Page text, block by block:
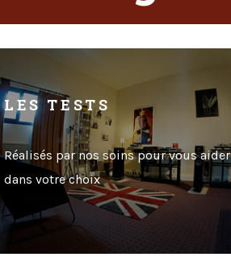
LES TESTS
Réalisés par nos soins pour vous aider
dans votre choix